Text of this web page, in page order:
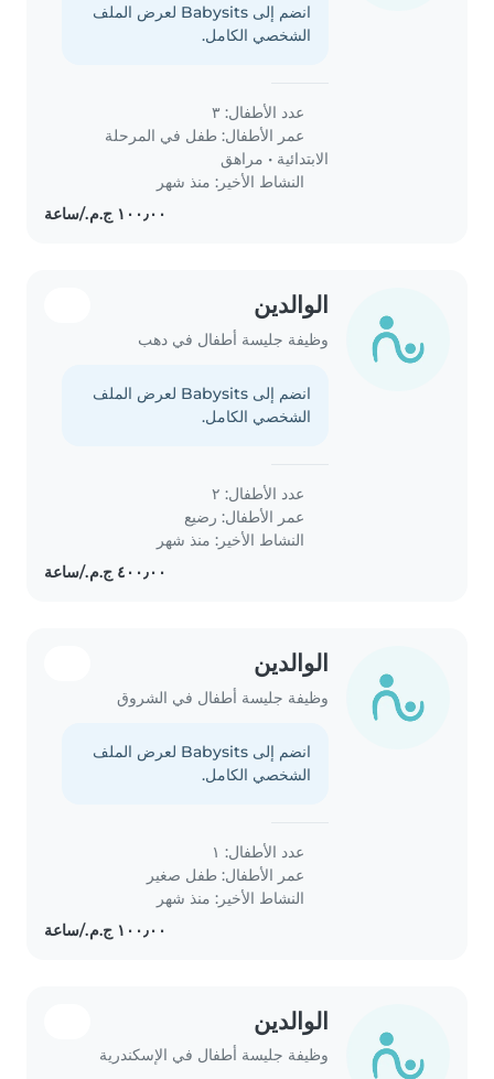
انضم إلى Babysits لعرض الملف
الشخصي الكامل.
عدد الأطفال: ٣
عمر الأطفال: طفل في المرحلة
الابتدائية • مراهق
النشاط الأخير: منذ شهر
الوالدين
وظيفة جليسة أطفال في دهب
انضم إلى Babysits لعرض الملف
الشخصي الكامل.
عدد الأطفال: ٢
عمر الأطفال: رضيع
النشاط الأخير: منذ شهر
الوالدين
وظيفة جليسة أطفال في الشروق
انضم إلى Babysits لعرض الملف
الشخصي الكامل.
عدد الأطفال: ١
عمر الأطفال: طفل صغير
النشاط الأخير: منذ شهر
الوالدين
وظيفة جليسة أطفال في الإسكندرية